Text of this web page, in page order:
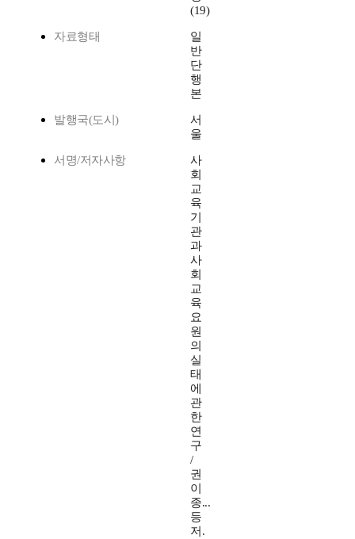
(19)
자료형태
일
반
단
행
본
발행국(도시)
서
울
서명/저자사항
사
회
교
육
기
관
과
사
회
교
육
요
원
의
실
태
에
관
한
연
구
/
권
이
종...
등
저.